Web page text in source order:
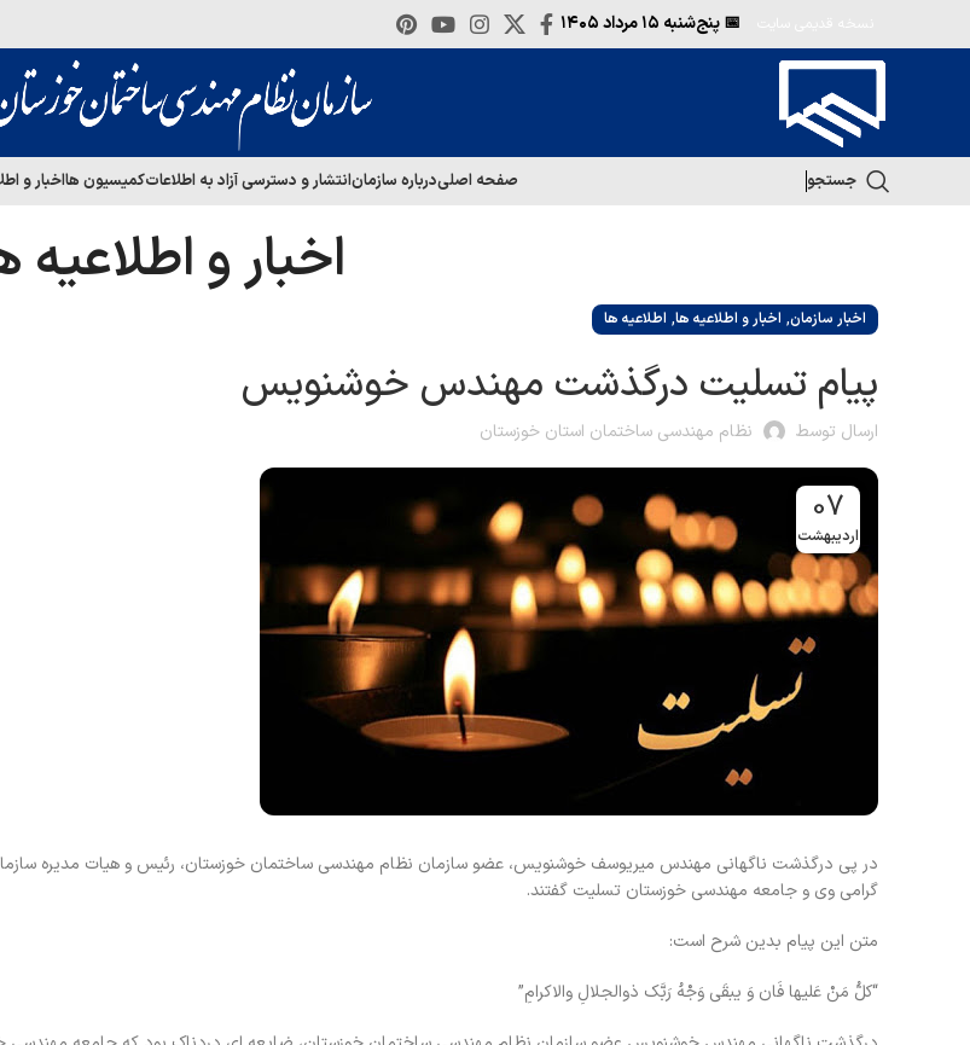
📅 پنج‌شنبه
جستجو صفحه اصلیدرباره سازمانانتشار و دسترسی آزاد به اطلاعاتکمیسیون هااخبار و
اخبار و اطلاعیه
اخبار سازمان, اخبار و اطلاعیه ها, اطلاعیه ها
پیام تسلیت درگذشت مهندس خوشنویس
ارسال توسط نظام مهندسی ساختمان استان خوزستان
07
اردیبهشت
در پی درگذشت ناگهانی مهندس میریوسف خوشنویس، عضو سازمان نظام مهندسی ساختمان خوزستان، رئیس و هیات مدیره
گرامی وی و جامعه مهندسی خوزستان تسلیت گفتند.
متن این پیام بدین شرح است:
“کلُّ مَنْ عَلیها فَان وَ یبقَی وَجْهُ رَبَّک ذوالجلالِ والاکرامِ”